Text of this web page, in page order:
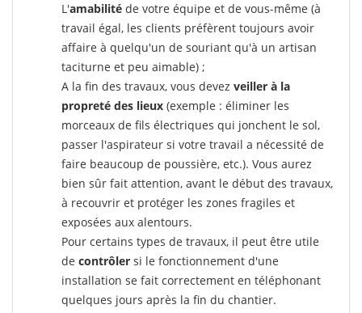
L'amabilité de votre équipe et de vous-même (à
travail égal, les clients préfèrent toujours avoir
affaire à quelqu'un de souriant qu'à un artisan
taciturne et peu aimable) ;
A la fin des travaux, vous devez veiller à la
propreté des lieux (exemple : éliminer les
morceaux de fils électriques qui jonchent le sol,
passer l'aspirateur si votre travail a nécessité de
faire beaucoup de poussière, etc.). Vous aurez
bien sûr fait attention, avant le début des travaux,
à recouvrir et protéger les zones fragiles et
exposées aux alentours.
Pour certains types de travaux, il peut être utile
de contrôler si le fonctionnement d'une
installation se fait correctement en téléphonant
quelques jours après la fin du chantier.